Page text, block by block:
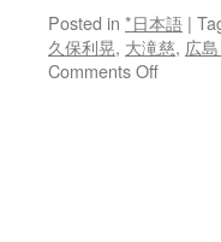
Posted in *日本語 |
久保利晃, 大滝慈, 広
Comments Offon